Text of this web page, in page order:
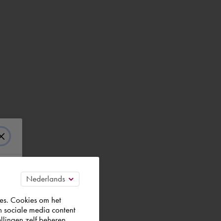
Cookies om het
sociale media content